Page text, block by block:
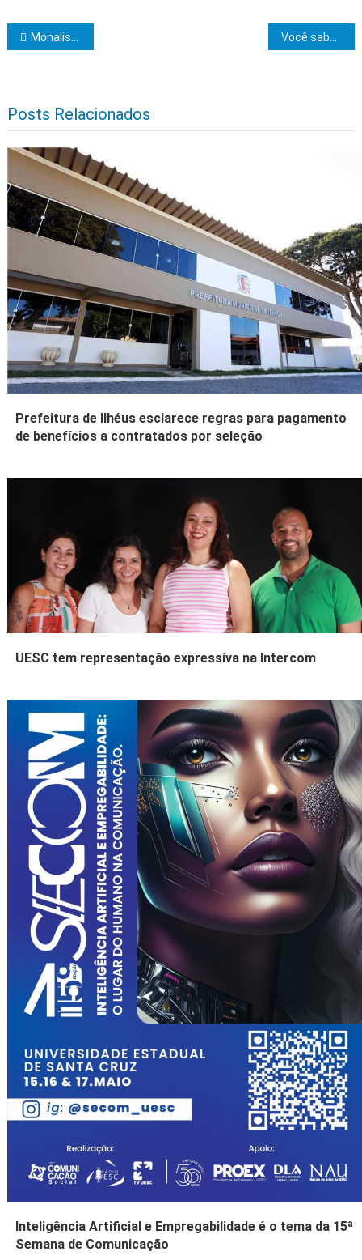
Navegação de Post
Monalisa vence de forma “esmagadora” em Ibicaraí Você sabe quais são as faltas justificadas?
Posts Relacionados
Prefeitura de Ilhéus esclarece regras para pagamento
de benefícios a contratados por seleção
UESC tem representação expressiva na Intercom
Inteligência Artificial e Empregabilidade é o tema da 15ª
Semana de Comunicação